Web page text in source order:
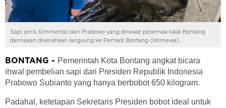
Sapi jenis Simmental dari Prabowo yang dirawat peternak lokal Bontang
dannakan diserahkan langsung ke Pemkot Bontang (Istimewa).
BONTANG - Pemerintah Kota Bontang angkat bicara
ihwal pembelian sapi dari Presiden Republik Indonesia
Prabowo Subianto yang hanya berbobot 650 kilogram.
Padahal, ketetapan Sekretaris Presiden bobot ideal untuk